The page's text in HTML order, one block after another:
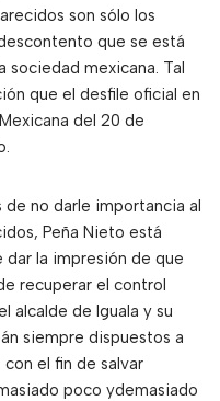
son sólo los
que se está
sociedad mexicana. Tal
que el desfile oficial en
del 20 de
de no darle importancia al
Peña Nieto está
la impresión de que
recuperar el control
alcalde de Iguala y su
siempre dispuestos a
el fin de salvar
poco ydemasiado